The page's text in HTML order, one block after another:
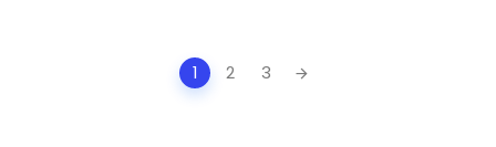
1 2 3